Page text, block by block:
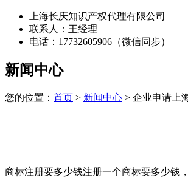
上海长庆知识产权代理有限公司
联系人：王经理
电话：17732605906（微信同步）
新闻中心
您的位置： 首页 > 新闻中心 > 企业申请上
商标注册要多少钱注册一个商标要多少钱